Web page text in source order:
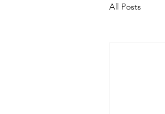
All Posts